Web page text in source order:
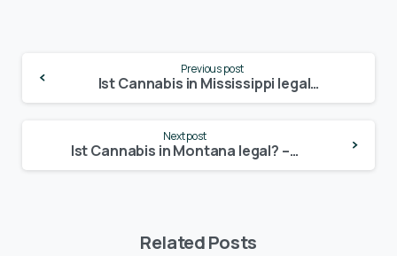
Reading
Previous post
Ist Cannabis in Mississippi legal? – Update 2024
Next post
Ist Cannabis in Montana legal? – Update 2024
Related Posts